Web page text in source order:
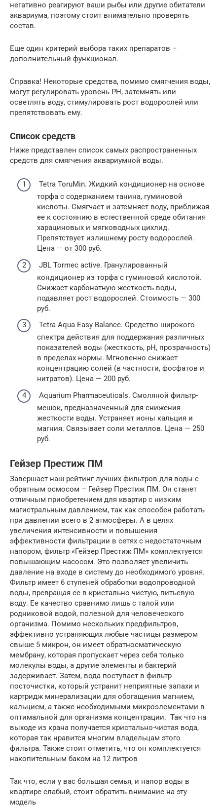
негативно реагируют ваши рыбы или другие обитатели
аквариума, поэтому стоит внимательно проверять
состав.
Еще один критерий выбора таких препаратов –
дополнительный функционал.
Справка! Некоторые средства, помимо смягчения воды,
могут регулировать уровень PH, затемнять или
осветлять воду, стимулировать рост водорослей или
препятствовать ему.
Список средств
Ниже представлен список самых распространенных
средств для смягчения аквариумной воды.
Tetra ToruMin. Жидкий кондиционер на основе
торфа с содержанием танина, гуминовой
кислоты. Смягчает и затемняет воду, приближая
ее к состоянию в естественной среде обитания
харациновых и мягководных цихлид.
Препятствует излишнему росту водорослей.
Цена — от 300 руб.
JBL Tormec active. Гранулированный
кондиционер из торфа с гуминовой кислотой.
Снижает карбонатную жесткость воды,
подавляет рост водорослей. Стоимость — 300
руб.
Tetra Aqua Easy Balance. Средство широкого
спектра действия для поддержания различных
показателей воды (жесткость, pH, прозрачность)
в пределах нормы. Мгновенно снижает
концентрацию солей (в частности, фосфатов и
нитратов). Цена — 200 руб.
Aquarium Pharmaceuticals. Смоляной фильтр-
мешок, предназначенный для снижения
жесткости воды. Устраняет ионы кальция и
магния. Связывает соли металлов. Цена — 250
руб.
Гейзер Престиж ПМ
Завершает наш рейтинг лучших фильтров для воды с
обратным осмосом – Гейзер Престиж ПМ. Он станет
отличным приобретением для квартир с низким
магистральным давлением, так как способен работать
при давлении всего в 2 атмосферы. А в целях
увеличения интенсивности и повышения
эффективности фильтрации в сетях с недостаточным
напором, фильтр «Гейзер Престиж ПМ» комплектуется
повышающим насосом. Это позволяет увеличить
давление на входе в систему до необходимого уровня.
Фильтр имеет 6 ступеней обработки водопроводной
воды, превращая ее в кристально чистую, питьевую
воду. Ее качество сравнимо лишь с талой или
родниковой водой, полезной для человеческого
организма. Помимо нескольких предфильтров,
эффективно устраняющих любые частицы размером
свыше 5 микрон, он имеет обратносматическую
мембрану, которая пропускает через себя только
молекулы воды, а другие элементы и бактерий
задерживает. Затем, вода поступает в фильтр
посточистки, который устранит неприятные запахи и
картридж минерализации для обогащения магнием,
кальцием, а также необходимыми микроэлементами в
оптимальной для организма концентрации. Так что на
выходе из крана получается кристально-чистая вода,
которая так нравится многим владельцам этого
фильтра. Также стоит отметить, что он комплектуется
накопительным баком на 12 литров
Так что, если у вас большая семья, и напор воды в
квартире слабый, стоит обратить внимание на эту
модель